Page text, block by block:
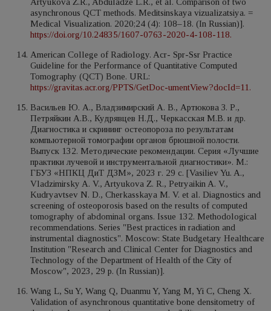
asynchronous QCT methods. Meditsinskaya vizualizatsiya. =
Medical Visualization. 2020;24 (4): 108–18. (In Russian)].
https://doi.org/10.24835/1607-0763-2020-4-108-118.
American College of Radiology. Acr- Spr-Ssr Practice
Guideline for the Performance of Quantitative Computed
Tomography (QCT) Bone. URL:
https://gravitas.acr.org/PPTS/GetDoc-umentView?docId=11.
Васильев Ю. А., Владзимирский А. В., Артюкова З. Р.,
Петряйкин А.В., Кудрявцев Н.Д., Черкасская М.В. и др.
Диагностика и скрининг остеопороза по результатам
компьютерной томографии органов брюшной полости.
Выпуск 132. Методические рекомендации. Серия «Лучшие
практики лучевой и инструментальной диагностики». М.:
ГБУЗ «НПКЦ ДиТ ДЗМ», 2023 г. 29 с. [Vasiliev Yu. A.,
Vladzimirsky A. V., Artyukova Z. R., Petryaikin A. V.,
Kudryavtsev N. D., Cherkasskaya M. V. et al. Diagnostics and
screening of osteoporosis based on the results of computed
tomography of abdominal organs. Issue 132. Methodological
recommendations. Series "Best practices in radiation and
instrumental diagnostics". Moscow: State Budgetary Healthcare
Institution "Research and Clinical Center for Diagnostics and
Technology of the Department of Health of the City of
Moscow", 2023, 29 p. (In Russian)].
Wang L, Su Y, Wang Q, Duanmu Y, Yang M, Yi C, Cheng X.
Validation of asynchronous quantitative bone densitometry of